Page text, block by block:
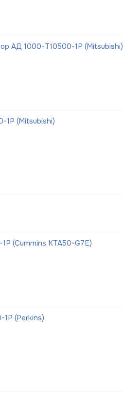
АД 1000-Т10500-1Р (Mitsubishi)
1Р (Mitsubishi)
(Cummins KTA50-G7E)
(Perkins)